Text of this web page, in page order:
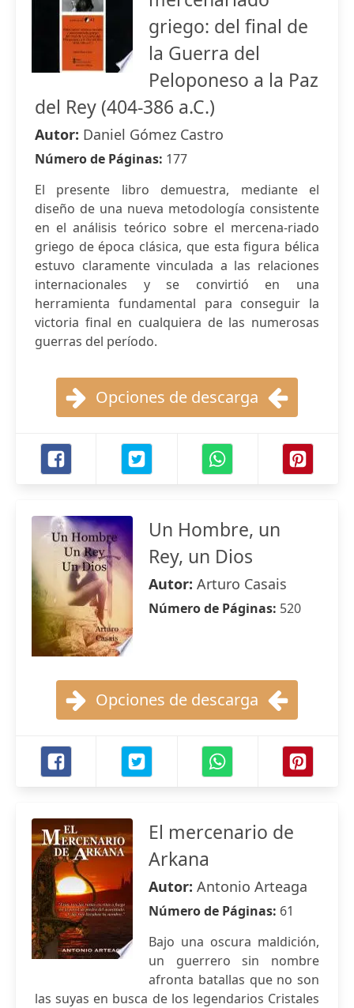
griego: del final de
la Guerra del
Peloponeso a la Paz
del Rey (404-386 a.C.)
Autor: Daniel Gómez Castro
Número de Páginas: 177
El presente libro demuestra, mediante el
diseño de una nueva metodología consistente
en el análisis teórico sobre el mercena-riado
griego de época clásica, que esta figura bélica
estuvo claramente vinculada a las relaciones
internacionales y se convirtió en una
herramienta fundamental para conseguir la
victoria final en cualquiera de las numerosas
guerras del período.
Opciones de descarga
Un Hombre, un
Rey, un Dios
Autor: Arturo Casais
Número de Páginas: 520
Opciones de descarga
El mercenario de
Arkana
Autor: Antonio Arteaga
Número de Páginas: 61
Bajo una oscura maldición,
un guerrero sin nombre
afronta batallas que no son
las suyas en busca de los legendarios Cristales